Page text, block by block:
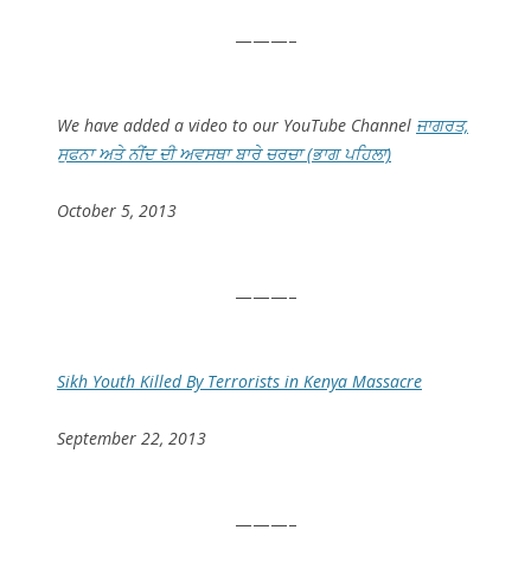
———–
We have added a video to our YouTube Channel ਜਾਗਰਤ,
ਸੁਫਨਾ ਅਤੇ ਨੀਂਦ ਦੀ ਅਵਸਥਾ ਬਾਰੇ ਚਰਚਾ (ਭਾਗ ਪਹਿਲਾ)
October 5, 2013
———–
Sikh Youth Killed By Terrorists in Kenya Massacre
September 22, 2013
———–